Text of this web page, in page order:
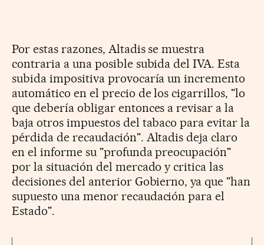
Por estas razones, Altadis se muestra
contraria a una posible subida del IVA. Esta
subida impositiva provocaría un incremento
automático en el precio de los cigarrillos, "lo
que debería obligar entonces a revisar a la
baja otros impuestos del tabaco para evitar la
pérdida de recaudación". Altadis deja claro
en el informe su "profunda preocupación"
por la situación del mercado y critica las
decisiones del anterior Gobierno, ya que "han
supuesto una menor recaudación para el
Estado".